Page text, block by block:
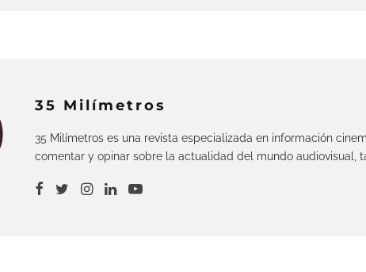
35 Milímetros
35 Milímetros es una revista especializada en información
comentar y opinar sobre la actualidad del mundo audiovisual,